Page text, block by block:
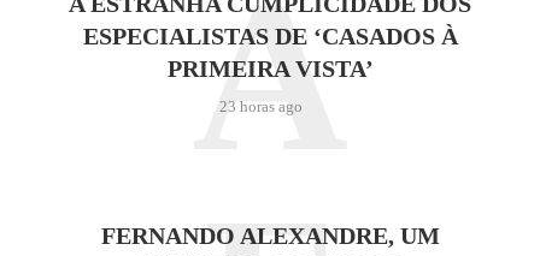
ESPECIALISTAS DE ‘CASADOS À
PRIMEIRA VISTA’
23 horas ago
A
FERNANDO ALEXANDRE, UM